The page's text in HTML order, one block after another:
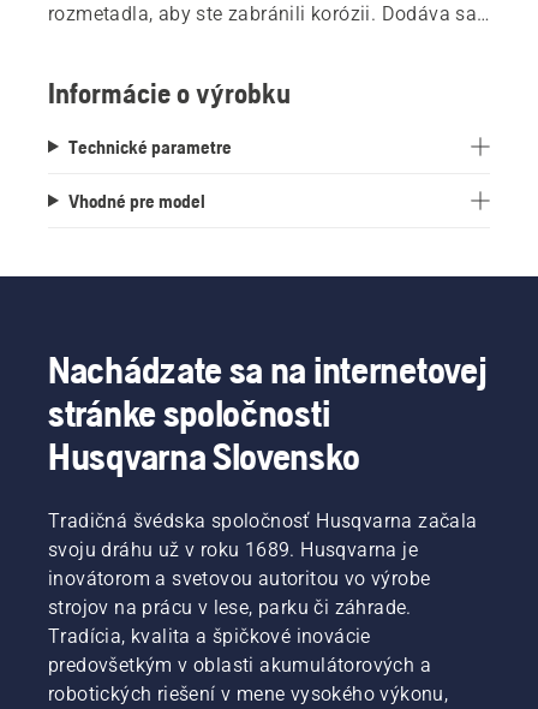
rozmetadla, aby ste zabránili korózii. Dodáva sa
Informácie o výrobku
Technické parametre
Vhodné pre model
Nachádzate sa na internetovej
stránke spoločnosti
Husqvarna Slovensko
Tradičná švédska spoločnosť Husqvarna začala
svoju dráhu už v roku 1689. Husqvarna je
inovátorom a svetovou autoritou vo výrobe
strojov na prácu v lese, parku či záhrade.
Tradícia, kvalita a špičkové inovácie
predovšetkým v oblasti akumulátorových a
robotických riešení v mene vysokého výkonu,